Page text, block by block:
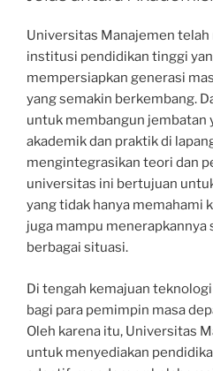
Universitas Manajemen telah
institusi pendidikan tinggi
mempersiapkan generasi
yang semakin berkembang.
untuk membangun jembatan
akademik dan praktik di
mengintegrasikan teori dan
universitas ini bertujuan
yang tidak hanya memahami
juga mampu
berbagai situasi.
Di tengah kemajuan
bagi para pemimpin masa
Oleh karena itu, Universitas
untuk menyediakan